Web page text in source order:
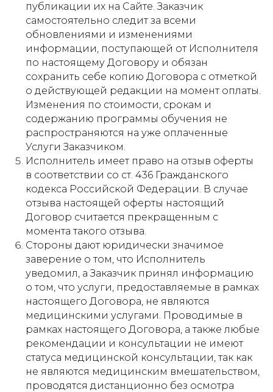
публикации их на Сайте. Заказчик
самостоятельно следит за всеми
обновлениями и изменениями
информации, поступающей от Исполнителя
по настоящему Договору и обязан
сохранить себе копию Договора с отметкой
о действующей редакции на момент оплаты.
Изменения по стоимости, срокам и
содержанию программы обучения не
распространяются на уже оплаченные
Услуги Заказчиком.
Исполнитель имеет право на отзыв оферты
в соответствии со ст. 436 Гражданского
кодекса Российской Федерации. В случае
отзыва настоящей оферты настоящий
Договор считается прекращенным с
момента такого отзыва.
Стороны дают юридически значимое
заверение о том, что Исполнитель
уведомил, а Заказчик принял информацию
о том, что услуги, предоставляемые в рамках
настоящего Договора, не являются
медицинскими услугами. Проводимые в
рамках настоящего Договора, а также любые
рекомендации и консультации не имеют
статуса медицинской консультации, так как
не являются медицинским вмешательством,
проводятся дистанционно без осмотра